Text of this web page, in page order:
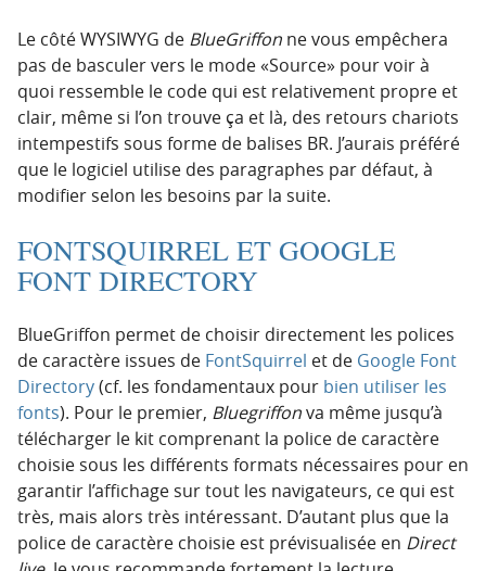
Le côté WYSIWYG de BlueGriffon ne vous empêchera
pas de basculer vers le mode «Source» pour voir à
quoi ressemble le code qui est relativement propre et
clair, même si l’on trouve ça et là, des retours chariots
intempestifs sous forme de balises BR. J’aurais préféré
que le logiciel utilise des paragraphes par défaut, à
modifier selon les besoins par la suite.
FONTSQUIRREL ET GOOGLE
FONT DIRECTORY
BlueGriffon permet de choisir directement les polices
de caractère issues de FontSquirrel et de Google Font
Directory(cf. les fondamentaux pour bien utiliser les
fonts). Pour le premier, Bluegriffonva même jusqu’à
télécharger le kit comprenant la police de caractère
choisie sous les différents formats nécessaires pour en
garantir l’affichage sur tout les navigateurs, ce qui est
très, mais alors très intéressant. D’autant plus que la
police de caractère choisie est prévisualisée en Direct